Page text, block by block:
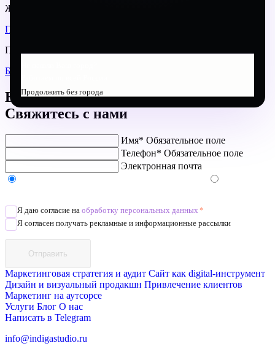
Желаете изучить наши проекты?
ПОРТФОЛИО
Предлагаем вам почитать другие статьи нашего блога
БЛОГ
Есть проект?
Свяжитесь с нами
Имя* Обязательное поле
Телефон* Обязательное поле
Электронная почта
Я даю согласие на обработку персональных данных *
Я согласен получать рекламные и информационные рассылки
Отправить
Маркетинговая стратегия и аудит Сайт как digital-инструмент
Дизайн и визуальный продакшн Привлечение клиентов
Маркетинг на аутсорсе
Услуги Блог О нас
Написать в Telegram
info@indigastudio.ru
Продолжить без города